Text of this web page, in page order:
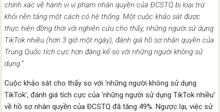
chính xác về hành vi vi phạm nhân quyền của ĐCSTQ bị loại trừ
khỏi nền tảng một cách có hệ thống. Một cuộc khảo sát được
thực hiện đồng thời với nghiên cứu cho thấy, những người sử dụng
TikTok nhiều (hơn 3 giờ một ngày), đánh giá hồ sơ nhân quyền của
Trung Quốc tích cực hơn đáng kể so với những người không sử
dụng.”
Cuộc khảo sát cho thấy so với ‘những người không sử dụng
TikTok’, đánh giá tích cực của ‘những người sử dụng TikTok nhiều’
về hồ sơ nhân quyền của ĐCSTQ đã tăng 49%. Ngược lại, việc sử